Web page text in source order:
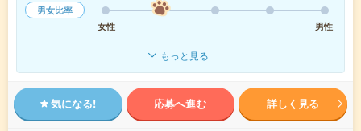
男女比率
女性
男性
もっと見る
気になる! 応募へ進む 詳しく見る